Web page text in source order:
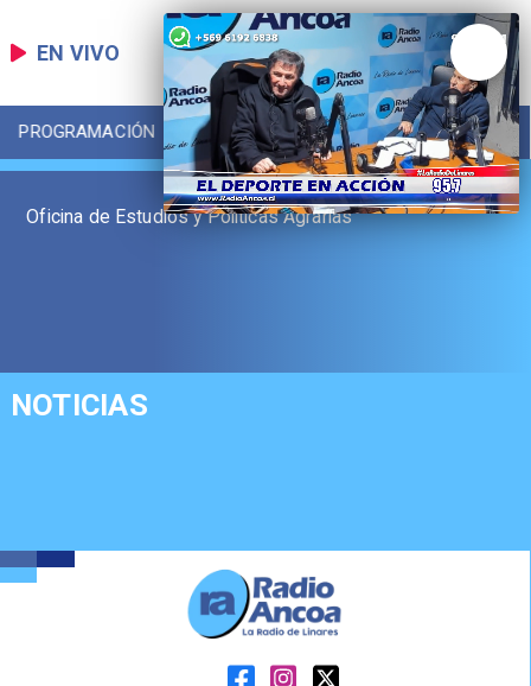
EN VIVO
PROGRAMACIÓN LOCAL DEPORTES
Oficina de Estudios y Políticas Agrarias
NOTICIAS